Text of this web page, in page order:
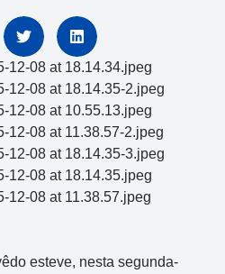
esteve, nesta segunda-